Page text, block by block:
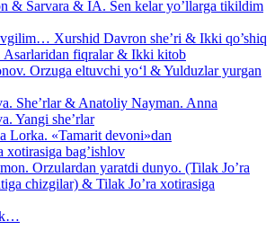
& Sarvara & IA. Sen kelar yo’llarga tikildim
Xurshid Davron she’ri & Ikki qo’shiq
Asarlaridan fiqralar & Ikki kitob
Orzuga eltuvchi yo‘l & Yulduzlar yurgan
She’rlar & Anatoliy Nayman. Anna
Yangi she’rlar
Lorka. «Tamarit devoni»dan
xotirasiga bag’ishlov
Orzulardan yaratdi dunyo. (Tilak Jo’ra
chizgilar) & Tilak Jo’ra xotirasiga